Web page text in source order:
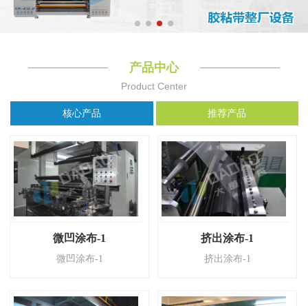
产品中心
Product Center
核心产品 推荐产品
微凹涂布-1
微凹涂布-1
挤出涂布-1
挤出涂布-1